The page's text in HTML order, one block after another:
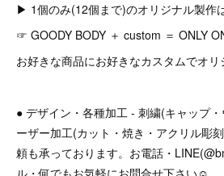
▶︎ 1個のみ(12個まで)のオリジナル製作
☞ GOODY BODY ＋ custom ＝ ONLY
お好きな商品にお好きなカスタムでオリ
● デザイン・各種加工 - 刺繍(キャップ
ーザー加工(カット・焼き・アクリル彫
頼も承っております。お電話・
ル・何でもお気軽にお問合せ下さい☺︎